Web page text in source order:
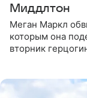
Миддлтон
Меган Маркл
которым она
вторник